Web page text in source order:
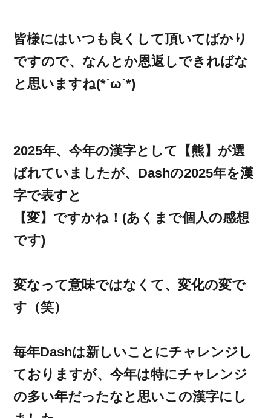
皆様にはいつも良くして頂いてばかり
ですので、なんとか恩返しできればな
と思いますね(*´ω`*)
2025年、今年の漢字として【熊】が選
ばれていましたが、Dashの2025年を漢
字で表すと
【変】ですかね！(あくまで個人の感想
です)
変なって意味ではなくて、変化の変で
す（笑）
毎年Dashは新しいことにチャレンジし
ておりますが、今年は特にチャレンジ
の多い年だったなと思いこの漢字にし